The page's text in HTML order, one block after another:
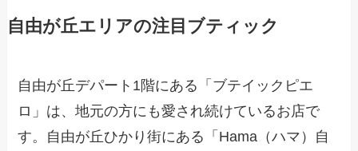
自由が丘エリアの注目ブティック
自由が丘デパート1階にある「ブテイックピエ
ロ」は、地元の方にも愛され続けているお店で
す。自由が丘ひかり街にある「Hama（ハマ）自